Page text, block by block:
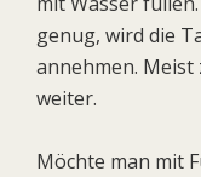
genug, wird die
annehmen. Meist
weiter.
Möchte man mit